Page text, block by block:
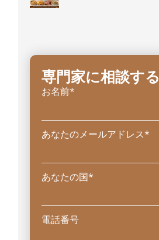
専門家に相談する
お名前*
あなたのメールアドレス*
あなたの国*
電話番号